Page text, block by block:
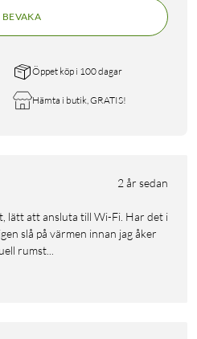
BEVAKA
Öppet köp i 100 dagar
Hämta i butik, GRATIS!
2 år sedan
slå på värmen innan jag åker
rumst...